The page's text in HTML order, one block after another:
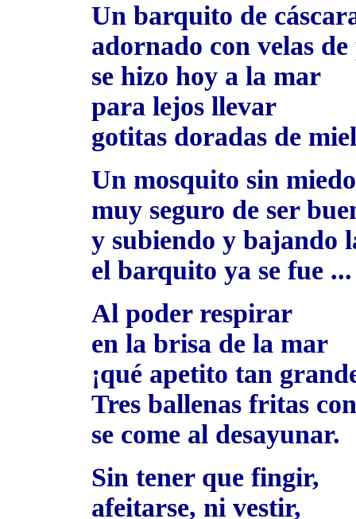
Un barquito de
adornado con velas de
se hizo hoy a la mar
para lejos llevar
gotitas doradas de
Un mosquito sin
muy seguro de ser
y subiendo y bajando
el barquito ya se fue ...
Al poder respirar
en la brisa de la mar
¡qué apetito tan
Tres ballenas fritas
se come al desayunar.
Sin tener que fingir,
afeitarse, ni vestir,